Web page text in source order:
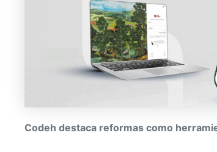
Codeh destaca reformas como